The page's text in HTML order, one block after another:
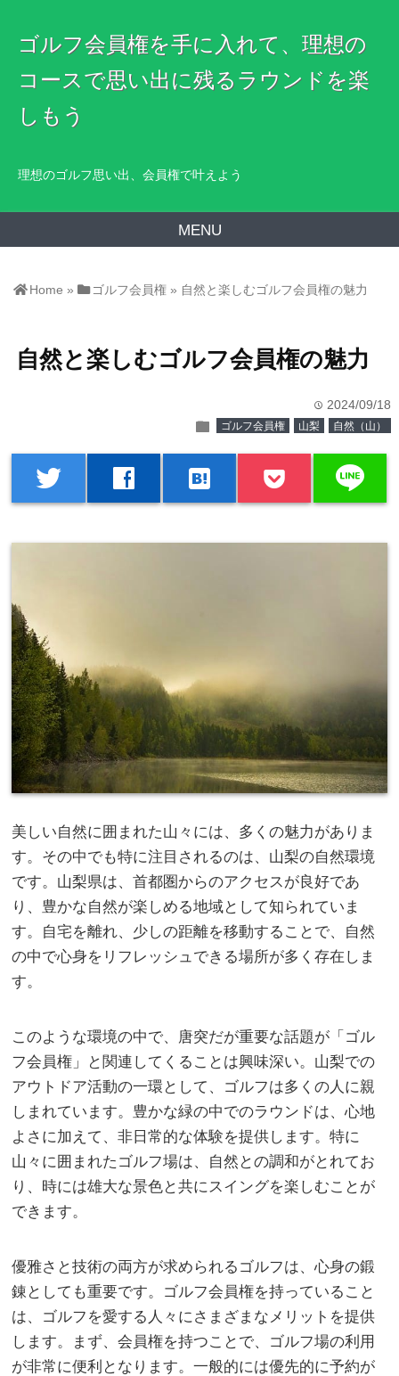
ゴルフ会員権を手に入れて、理想の
コースで思い出に残るラウンドを楽
しもう
理想のゴルフ思い出、会員権で叶えよう
MENU
Home » ゴルフ会員権 » 自然と楽しむゴルフ会員権の魅力
自然と楽しむゴルフ会員権の魅力
time 2024/09/18
folder ゴルフ会員権 山梨 自然（山）
twitter facebook hatenabookmark line
美しい自然に囲まれた山々には、多くの魅力がありま
す。 その中でも特に注目されるのは、山梨の自然環境
です。山梨県は、首都圏からのアクセスが良好であ
り、豊かな自然が楽しめる地域として知られていま
す。自宅を離れ、少しの距離を移動することで、自然
の中で心身をリフレッシュできる場所が多く存在しま
す。
このような環境の中で、唐突だが重要な話題が「ゴル
フ会員権」と関連してくることは興味深い。山梨での
アウトドア活動の一環として、ゴルフは多くの人に親
しまれています。豊かな緑の中でのラウンドは、心地
よさに加えて、非日常的な体験を提供します。特に
山々に囲まれたゴルフ場は、自然との調和がとれてお
り、時には雄大な景色と共にスイングを楽しむことが
できます。
優雅さと技術の両方が求められるゴルフは、心身の鍛
錬としても重要です。ゴルフ会員権を持っていること
は、ゴルフを愛する人々にさまざまなメリットを提供
します。まず、会員権を持つことで、ゴルフ場の利用
が非常に便利となります。一般的には優先的に予約が